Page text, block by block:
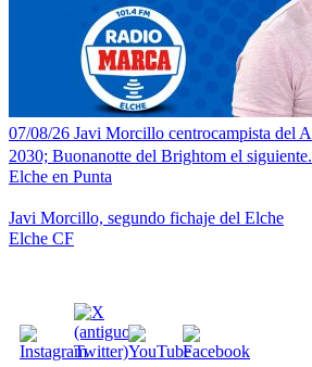
07/08/26 Javi Morcillo centrocampista del
2030; Buonanotte del Brightom el siguiente.
Elche en Punta
Javi Morcillo, segundo fichaje del Elche
Elche CF